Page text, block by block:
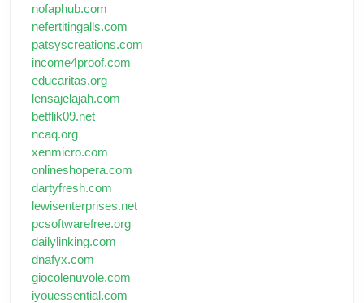
nofaphub.com
nefertitingalls.com
patsyscreations.com
income4proof.com
educaritas.org
lensajelajah.com
betflik09.net
ncaq.org
xenmicro.com
onlineshopera.com
dartyfresh.com
lewisenterprises.net
pcsoftwarefree.org
dailylinking.com
dnafyx.com
giocolenuvole.com
iyouessential.com